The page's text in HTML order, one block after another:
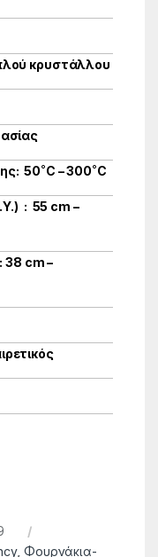
κρυστάλλου
50˚C – 300˚C
: 55 cm –
38 cm –
,Φουρνάκια-